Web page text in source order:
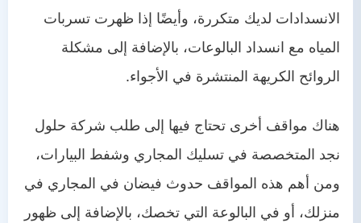
الانسدادات لديك متكررة، وأيضًا إذا ظهرت تسربات
المياه مع انسداد البالوعات، بالإضافة إلى مشكلة
الروائح الكريهة المنتشرة في الأجواء.
هناك مواقف أخرى تحتاج فيها إلى طلب شركة حلول
نجد المتخصصة في تسليك المجاري وشفط البيارات،
ومن أهم هذه المواقف حدوث فيضان في المجاري في
منزلك، أو في البالوعة التي تخصك، بالإضافة إلى ظهور